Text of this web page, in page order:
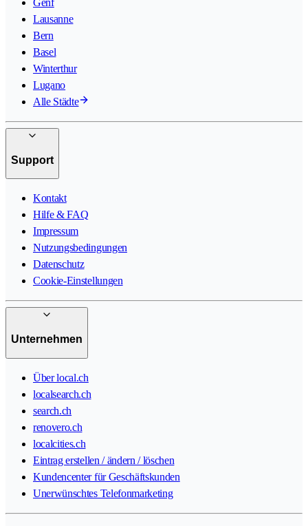
Genf
Lausanne
Bern
Basel
Winterthur
Lugano
Alle Städte
Support
Kontakt
Hilfe & FAQ
Impressum
Nutzungsbedingungen
Datenschutz
Cookie-Einstellungen
Unternehmen
Über local.ch
localsearch.ch
search.ch
renovero.ch
localcities.ch
Eintrag erstellen / ändern / löschen
Kundencenter für Geschäftskunden
Unerwünschtes Telefonmarketing